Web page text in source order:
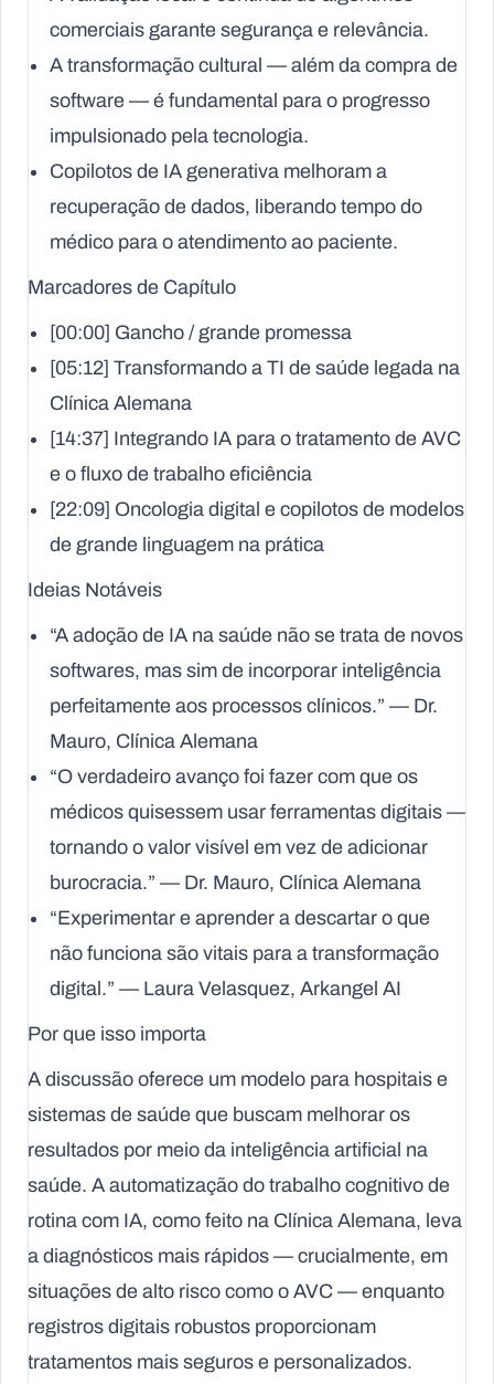
comerciais garante segurança e relevância.
A transformação cultural — além da compra de
software — é fundamental para o progresso
impulsionado pela tecnologia.
Copilotos de IA generativa melhoram a
recuperação de dados, liberando tempo do
médico para o atendimento ao paciente.
Marcadores de Capítulo
[00:00] Gancho / grande promessa
[05:12] Transformando a TI de saúde legada na
Clínica Alemana
[14:37] Integrando IA para o tratamento de AVC
e o fluxo de trabalho eficiência
[22:09] Oncologia digital e copilotos de modelos
de grande linguagem na prática
Ideias Notáveis
“A adoção de IA na saúde não se trata de novos
softwares, mas sim de incorporar inteligência
perfeitamente aos processos clínicos.” — Dr.
Mauro, Clínica Alemana
“O verdadeiro avanço foi fazer com que os
médicos quisessem usar ferramentas digitais —
tornando o valor visível em vez de adicionar
burocracia.” — Dr. Mauro, Clínica Alemana
“Experimentar e aprender a descartar o que
não funciona são vitais para a transformação
digital.” — Laura Velasquez, Arkangel AI
Por que isso importa
A discussão oferece um modelo para hospitais e
sistemas de saúde que buscam melhorar os
resultados por meio da inteligência artificial na
saúde. A automatização do trabalho cognitivo de
rotina com IA, como feito na Clínica Alemana, leva
a diagnósticos mais rápidos — crucialmente, em
situações de alto risco como o AVC — enquanto
registros digitais robustos proporcionam
tratamentos mais seguros e personalizados.